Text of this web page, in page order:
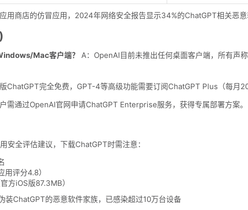
用商店的仿冒应用，2024年网络安全报告显示34%的ChatGPT相关恶意
Mac客户端？
A：OpenAI目前未推出任何桌面客户端，所有声
ChatGPT完全免费，GPT-4等高级功能需要订阅ChatGPT Plus（每月20
需通过OpenAI官网申请ChatGPT Enterprise服务，获得专属部署方案。
全评估建议，下载ChatGPT时需注意：
评分4.8）
方iOS版87.3MB）
装ChatGPT的恶意软件家族，已感染超过10万台设备